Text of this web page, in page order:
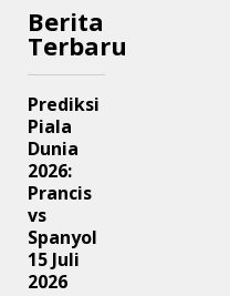
Berita
Terbaru
Prediksi
Piala
Dunia
2026:
Prancis
vs
Spanyol
15 Juli
2026